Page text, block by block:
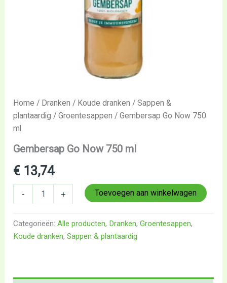
Home / Dranken / Koude dranken /Sappen &
plantaardig /Groentesappen / Gembersap Go Now 750
ml
Gembersap Go Now 750 ml
€ 13,74
- + Toevoegen aan winkelwagen
Categorieën:Alle producten, Dranken,Groentesappen,
Koude dranken,Sappen & plantaardig